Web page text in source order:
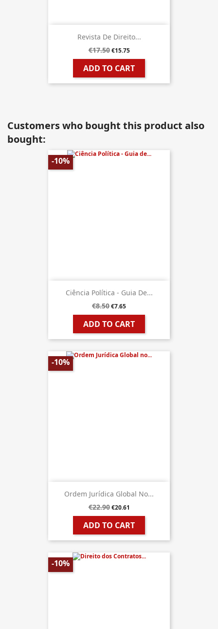
Revista De Direito...
€17.50 €15.75
ADD TO CART
Customers who bought this product also
bought:
Ciência Política - Guia De...
€8.50€7.65
ADD TO CART
-10%
Ordem Jurídica Global No...
€22.90 €20.61
ADD TO CART
-10%
-10%